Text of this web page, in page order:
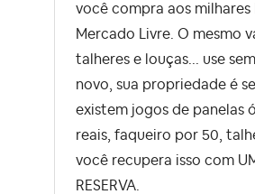
você compra aos
Mercado Livre. O mesmo
talheres e louças... use
novo, sua propriedade é
existem jogos de panelas
reais, faqueiro por 50,
você recupera isso com
RESERVA.